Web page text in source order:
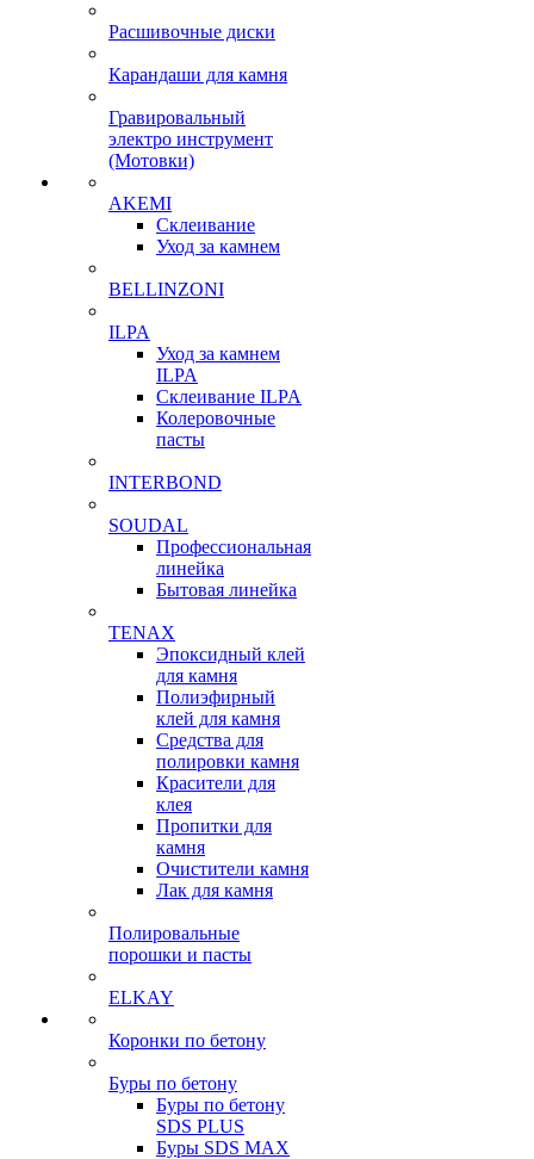
Расшивочные диски
Карандаши для камня
Гравировальный
электро инструмент
(Мотовки)
AKEMI
Склеивание
Уход за камнем
BELLINZONI
ILPA
Уход за камнем
ILPA
Склеивание ILPA
Колеровочные
пасты
INTERBOND
SOUDAL
Профессиональная
линейка
Бытовая линейка
TENAX
Эпоксидный клей
для камня
Полиэфирный
клей для камня
Средства для
полировки камня
Красители для
клея
Пропитки для
камня
Очистители камня
Лак для камня
Полировальные
порошки и пасты
ELKAY
Коронки по бетону
Буры по бетону
Буры по бетону
SDS PLUS
Буры SDS MAX